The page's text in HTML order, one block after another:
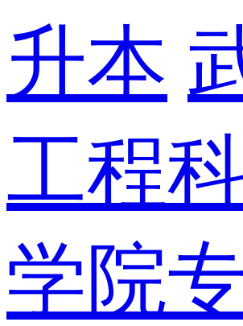
升本
工程
学院